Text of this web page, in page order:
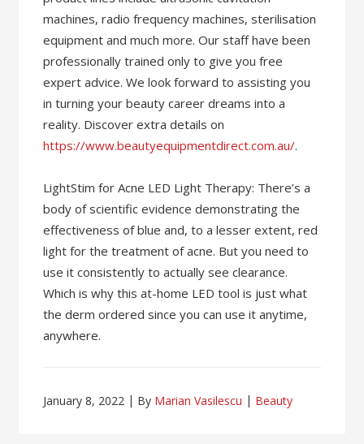
machines, radio frequency machines, sterilisation
equipment and much more. Our staff have been
professionally trained only to give you free
expert advice. We look forward to assisting you
in turning your beauty career dreams into a
reality. Discover extra details on
https://www.beautyequipmentdirect.com.au/.
LightStim for Acne LED Light Therapy: There’s a
body of scientific evidence demonstrating the
effectiveness of blue and, to a lesser extent, red
light for the treatment of acne. But you need to
use it consistently to actually see clearance.
Which is why this at-home LED tool is just what
the derm ordered since you can use it anytime,
anywhere.
January 8, 2022 By Marian Vasilescu Beauty